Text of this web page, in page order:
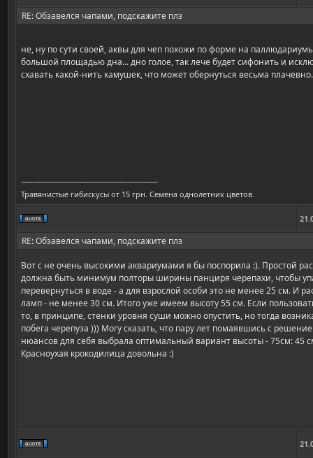
RE: Обзавелся чапами, подскажите плз
не, ну по сути своей, аквы для чеп похожи по форме на
большой площадью дна... дно голое, так лече будет сифонить и
схавать какой-нить камушек, что может обернуться весьма плачевно.
-------------------------------------------------
Травянистые гибискусы от 15 грн. Семена однолетних цветов.
RE: Обзавелся чапами, подскажите плз
Вот с не очень высокими аквариумами я бы поспорила :). Простой
должна быть минимум полторы ширины панциря черепахи, чтобы
перевернуться в воде - а для взрослой особи это не менее 25 см. И
ламп - не менее 30 см. Итого уже имеем высоту 55 см. Если
то, в принципе, стенки уровня суши можно опустить, но тогда
побега черепуза ))) Могу сказать, что пару лет помаявшись с
нюансов для себя выбрала оптимальный вариант высоты - 75см: 45
Красноухая крокодилица довольна :)